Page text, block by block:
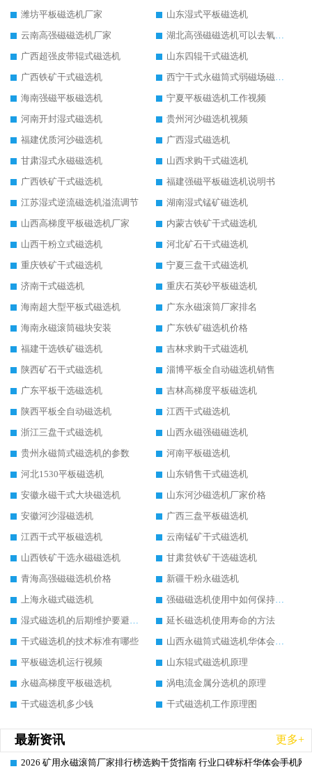
潍坊平板磁选机厂家
山东湿式平板磁选机
云南高强磁磁选机厂家
湖北高强磁磁选机可以去氧化铝
广西超强皮带辊式磁选机
山东四辊干式磁选机
广西铁矿干式磁选机
西宁干式永磁筒式弱磁场磁选机结构图
海南强磁平板磁选机
宁夏平板磁选机工作视频
河南开封湿式磁选机
贵州河沙磁选机视频
福建优质河沙磁选机
广西湿式磁选机
甘肃湿式永磁磁选机
山西求购干式磁选机
广西铁矿干式磁选机
福建强磁平板磁选机说明书
江苏湿式逆流磁选机溢流调节
湖南湿式锰矿磁选机
山西高梯度平板磁选机厂家
内蒙古铁矿干式磁选机
山西干粉立式磁选机
河北矿石干式磁选机
重庆铁矿干式磁选机
宁夏三盘干式磁选机
济南干式磁选机
重庆石英砂平板磁选机
海南超大型平板式磁选机
广东永磁滚筒厂家排名
海南永磁滚筒磁块安装
广东铁矿磁选机价格
福建干选铁矿磁选机
吉林求购干式磁选机
陕西矿石干式磁选机
淄博平板全自动磁选机销售
广东平板干选磁选机
吉林高梯度平板磁选机
陕西平板全自动磁选机
江西干式磁选机
浙江三盘干式磁选机
山西永磁强磁磁选机
贵州永磁筒式磁选机的参数
河南平板磁选机
河北1530平板磁选机
山东销售干式磁选机
安徽永磁干式大块磁选机
山东河沙磁选机厂家价格
安徽河沙湿磁选机
广西三盘平板磁选机
江西干式平板磁选机
云南锰矿干式磁选机
山西铁矿干选永磁磁选机
甘肃贫铁矿干选磁选机
青海高强磁磁选机价格
新疆干粉永磁选机
上海永磁式磁选机
强磁磁选机使用中如何保持其顺畅运行
湿式磁选机的后期维护要避开哪些坑
延长磁选机使用寿命的方法
干式磁选机的技术标准有哪些
山西永磁筒式磁选机华体会手机网页版-华体会(中国)
平板磁选机运行视频
山东辊式磁选机原理
永磁高梯度平板磁选机
涡电流金属分选机的原理
干式磁选机多少钱
干式磁选机工作原理图
最新资讯 更多+
2026-06-26
2026 矿用永磁滚筒厂家排行榜选购干货指南 行业口碑标杆华体会手机网